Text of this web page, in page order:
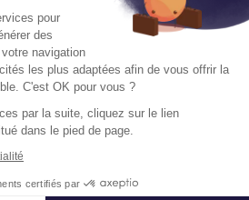
logistiques en Auvergne-Rhône-Alpes
Du-Rhône
twitter instagramyoutube
Politique de cookie
pour
des
navigation
les plus adaptées afin de vous offrir la
C'est OK pour vous ?
par la suite, cliquez sur le lien
dans le pied de page.
certifiés par